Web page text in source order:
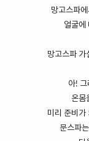
망고스파
얼굴에
망고스파 가
아! 그
온몸
미리 준비가
문스파